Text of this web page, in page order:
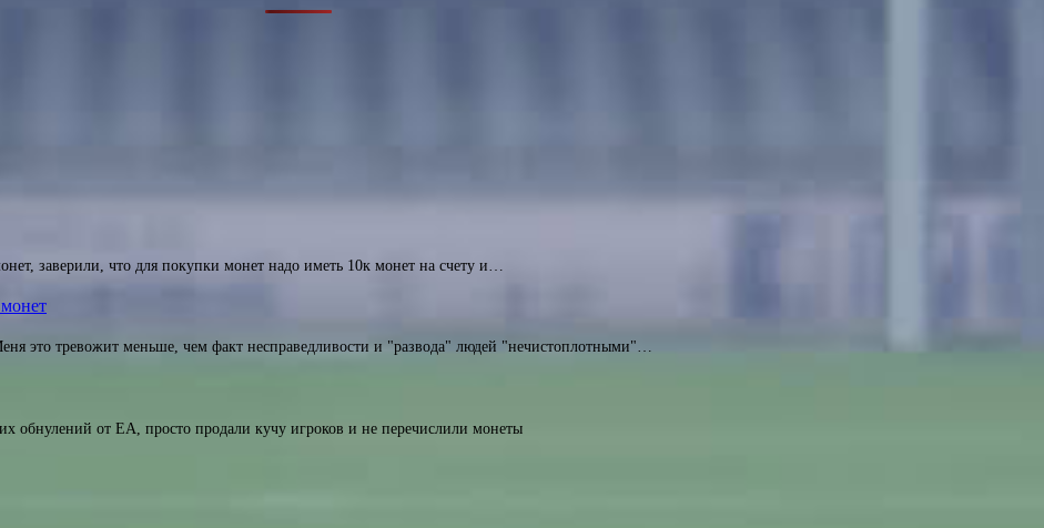
заверили, что для покупки монет надо иметь 10к монет на счету и…
это тревожит меньше, чем факт несправедливости и "развода" людей "нечистоплотными"…
обнулений от EA, просто продали кучу игроков и не перечислили монеты